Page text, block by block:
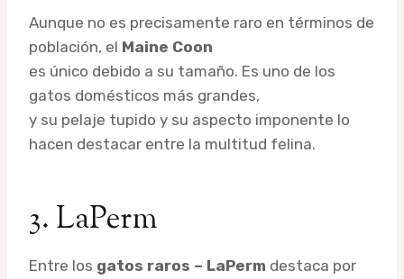
Aunque no es precisamente raro en términos de
población, el Maine Coon
es único debido a su tamaño. Es uno de los
gatos domésticos más grandes,
y su pelaje tupido y su aspecto imponente lo
hacen destacar entre la multitud felina.
3. LaPerm
Entre los gatos raros – LaPerm destaca por